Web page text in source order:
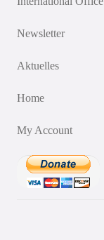
Newsletter
Aktuelles
Home
My Account